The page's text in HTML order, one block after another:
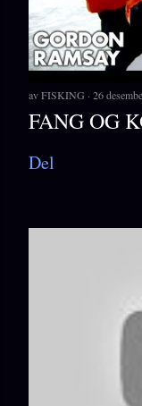
avFISKING 26
FANG OG
Del